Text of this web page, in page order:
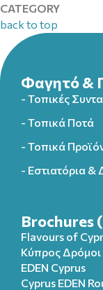
CATEGORY
back to top
Φαγητό &
- Τοπικές
- Τοπικά Ποτά
- Τοπικά
- Εστιατόρια
Brochures
Flavours of
Κύπρος Δρόμοι
EDEN Cyprus
Cyprus EDEN